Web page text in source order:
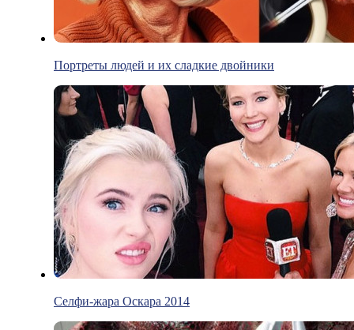
Портреты людей и их сладкие двойники
Селфи-жара Оскара 2014